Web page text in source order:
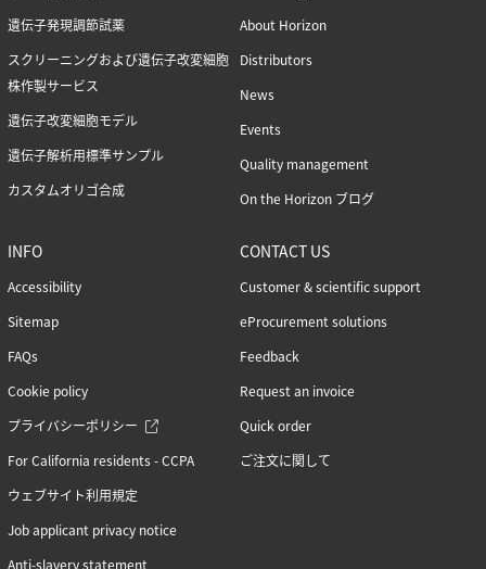
遺伝子発現調節試薬
スクリーニングおよび遺伝子改変細胞
株作製サービス
遺伝子改変細胞モデル
遺伝子解析用標準サンプル
カスタムオリゴ合成
About Horizon
Distributors
News
Events
Quality management
On the Horizon ブログ
INFO
Accessibility
Sitemap
FAQs
Cookie policy
プライバシーポリシー
For California residents - CCPA
ウェブサイト利用規定
Job applicant privacy notice
Anti-slavery statement
CONTACT US
Customer & scientific support
eProcurement solutions
Feedback
Request an invoice
Quick order
ご注文に関して